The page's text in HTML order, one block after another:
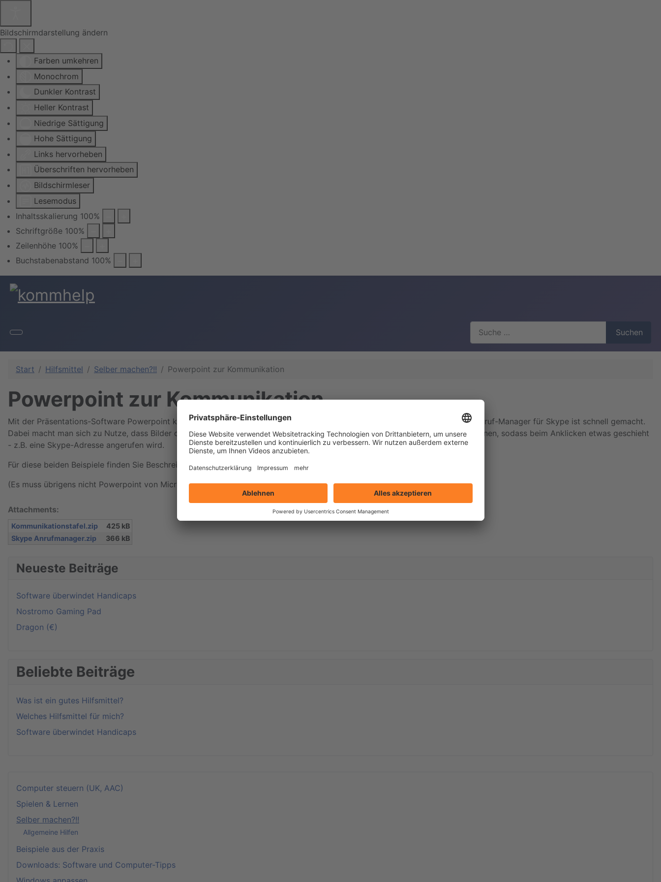
Bildschirmdarstellung ändern
Farben umkehren
Monochrom
Dunkler Kontrast
Heller Kontrast
Niedrige Sättigung
Hohe Sättigung
Links hervorheben
Überschriften hervorheben
Bildschirmleser
Lesemodus
Inhaltsskalierung 100%
Schriftgröße 100%
Zeilenhöhe 100%
Buchstabenabstand 100%
Suchen
Computer steuern (UK, AAC)
Spielen & Lernen
Selber machen?!!
Allgemeine Hilfen
Beispiele aus der Praxis
Downloads: Software und Computer-Tipps
Start Hilfsmittel Selber machen?!! Powerpoint zur Kommunikation
Powerpoint zur Kommunikation
Mit der Präsentations-Software Powerpoint kann man leicht und schnell interaktive Kommunikationstafeln erstellen. Auch ein Anruf-Manager für Skype ist schnell gemacht.
Dabei macht man sich zu Nutze, dass Bilder oder Texte auf Powerpoint-Folien mit sogenannten Aktionen verknüpft werden können, sodass beim Anklicken etwas geschieht
- z.B. eine Skype-Adresse angerufen wird.
Für diese beiden Beispiele finden Sie Beschreibungen im Anhang zu diesem Artikel.
(Es muss übrigens nicht Powerpoint von Microsoft sein, auch andere Präsentations-Software sollte das können.)
Attachments:
Kommunikationstafel.zip
425 kB
Skype Anrufmanager.zip
366 kB
Neueste Beiträge
Software überwindet Handicaps
Nostromo Gaming Pad
Dragon (€)
Beliebte Beiträge
Was ist ein gutes Hilfsmittel?
Welches Hilfsmittel für mich?
Software überwindet Handicaps